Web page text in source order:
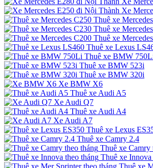
Xe
Thuê xe
Thuê xe
Thuê xe
Thuê xe Lexus
Thuê xe BMW
Thuê xe BMW 523i
Thuê xe BMW 320i
Xe BMW X6
Thuê xe Audi A5
Xe Audi Q7
Thuê xe Audi A4
Xe Audi A7
Thuê xe Lexus
Thuê xe Camry 2.4
Thuê xe Camry
Thuê xe Innova